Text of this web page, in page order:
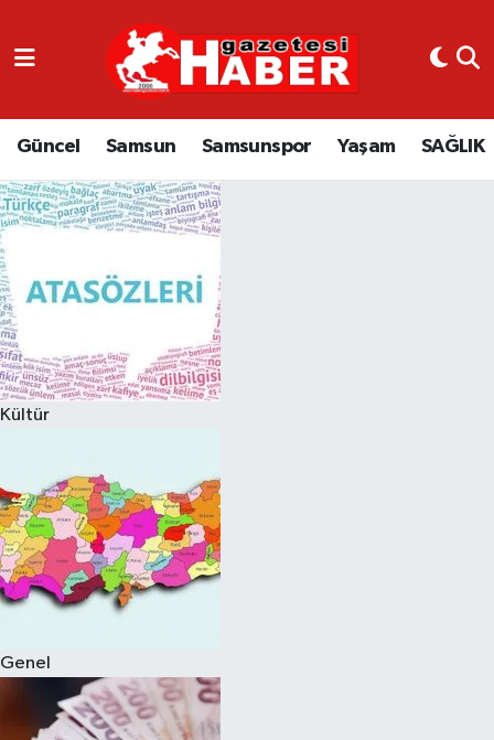
Güncel Samsun Samsunspor Yaşam SAĞLIK
Kültür
Genel
GÜNCEL
SAMSUN
SAMSUNSPOR
YAŞAM